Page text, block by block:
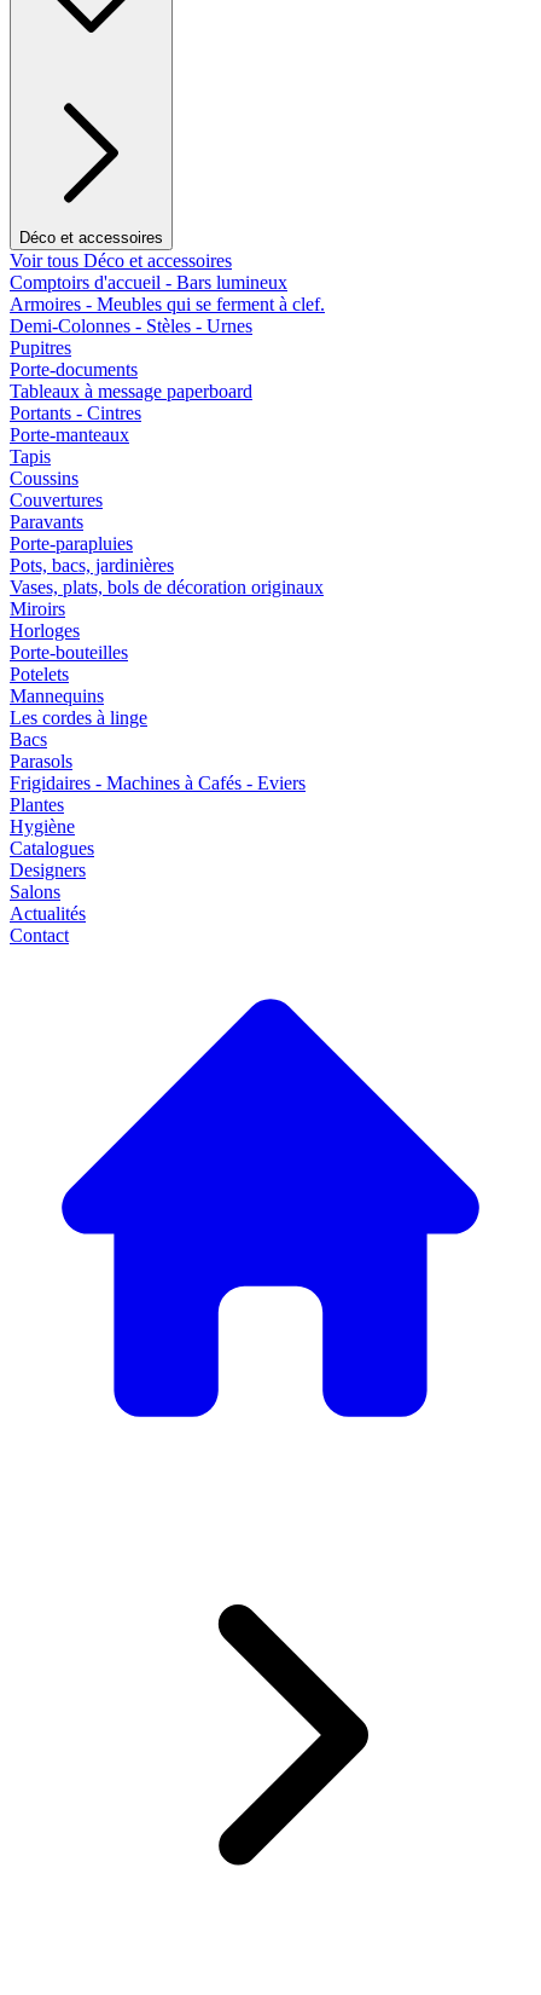
Déco et accessoires
Voir tous Déco et accessoires
Comptoirs d'accueil - Bars lumineux
Armoires - Meubles qui se ferment à clef.
Demi-Colonnes - Stèles - Urnes
Pupitres
Porte-documents
Tableaux à message paperboard
Portants - Cintres
Porte-manteaux
Tapis
Coussins
Couvertures
Paravants
Porte-parapluies
Pots, bacs, jardinières
Vases, plats, bols de décoration originaux
Miroirs
Horloges
Porte-bouteilles
Potelets
Mannequins
Les cordes à linge
Bacs
Parasols
Frigidaires - Machines à Cafés - Eviers
Plantes
Hygiène
Catalogues
Designers
Salons
Actualités
Contact